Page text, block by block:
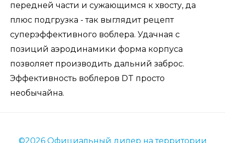
передней части и сужающимся к хвосту, да
плюс подгрузка - так выглядит рецепт
суперэффективного воблера. Удачная с
позиций аэродинамики форма корпуса
позволяет производить дальний заброс.
Эффективность воблеров DT просто
необычайна.
©2026 Официальный дилер на территории